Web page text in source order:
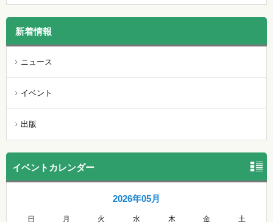
新着情報
ニュース
イベント
出版
イベントカレンダー
2026年05月
日 月 火 水 木 金 土